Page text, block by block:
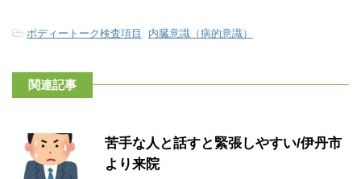
-ボディートーク検査項目 , 内臓意識（病的意識）
関連記事
苦手な人と話すと緊張しやすい/伊丹市
より来院